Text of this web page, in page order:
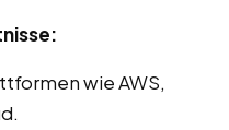
wie AWS,